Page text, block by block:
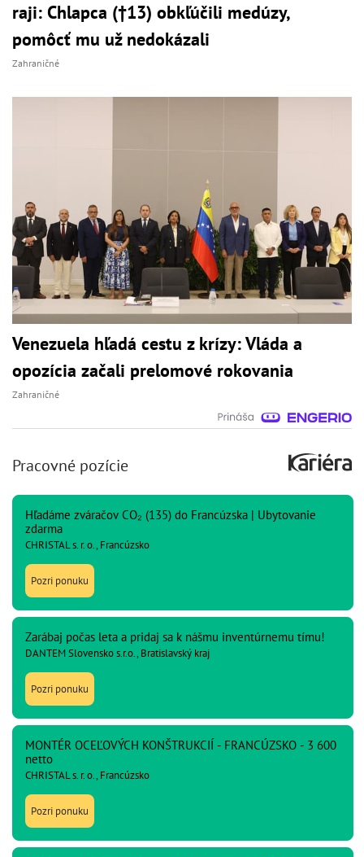
raji: Chlapca (†13) obkľúčili medúzy,
pomôcť mu už nedokázali
Zahraničné
Venezuela hľadá cestu z krízy: Vláda a
opozícia začali prelomové rokovania
Zahraničné
Pracovné pozície
Hľadáme zváračov CO₂ (135) do Francúzska | Ubytovanie
zdarma
CHRISTAL s. r. o., Francúzsko
Pozri ponuku
Zarábaj počas leta a pridaj sa k nášmu inventúrnemu tímu!
DANTEM Slovensko s.r.o., Bratislavský kraj
Pozri ponuku
MONTÉR OCEĽOVÝCH KONŠTRUKCIÍ - FRANCÚZSKO - 3 600
netto
CHRISTAL s. r. o., Francúzsko
Pozri ponuku